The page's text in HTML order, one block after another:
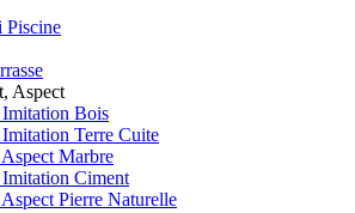
Piscine
Aspect
Imitation Bois
Terre Cuite
Marbre
Imitation Ciment
Pierre Naturelle